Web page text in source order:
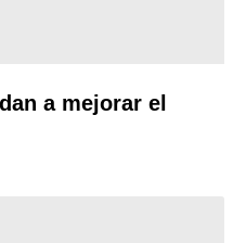
a mejorar el